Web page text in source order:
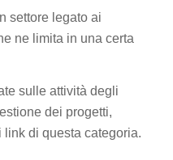
settore legato ai
ne limita in una certa
sulle attività degli
dei progetti,
di questa categoria.